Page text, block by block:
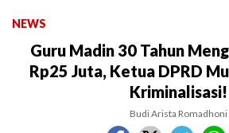
NEWS
Guru Madin 30 Tahun
Rp25 Juta, Ketua DPRD
Kriminalisasi!
Budi Arista Romadhoni